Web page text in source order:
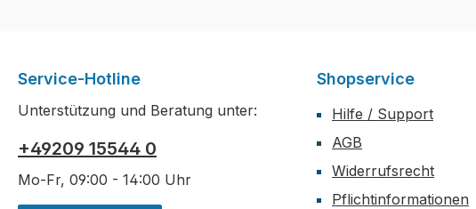
Service-Hotline
Unterstützung und Beratung unter:
+49209 15544 0
Mo-Fr, 09:00 - 14:00 Uhr
Shopservice
Hilfe / Support
AGB
Widerrufsrecht
Pflichtinformationen